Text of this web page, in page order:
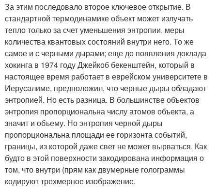
За этим последовало второе ключевое открытие. В
стандартной термодинамике объект может излучать
тепло только за счет уменьшения энтропии, меры
количества квантовых состояний внутри него. То же
самое и с черными дырами; еще до появления доклада
хокинга в 1974 году Джейкоб бекенштейн, который в
настоящее время работает в еврейском университете в
Иерусалиме, предположил, что черные дыры обладают
энтропией. Но есть разница. В большинстве объектов
энтропия пропорциональна числу атомов объекта, а
значит и объему. Но энтропия черной дыры
пропорциональна площади ее горизонта событий,
границы, из которой даже свет не может вырваться. Как
будто в этой поверхности закодирована информация о
том, что внутри (прям как двумерные голограммы
кодируют трехмерное изображение.